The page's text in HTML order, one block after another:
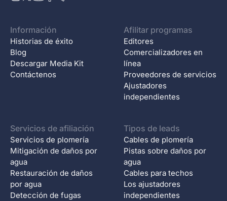
Información
Historias de éxito
Blog
Descargar Media Kit
Contáctenos
Afilitar programas
Editores
Comercializadores en
línea
Proveedores de servicios
Ajustadores
independientes
Servicios de afiliación
Servicios de plomería
Mitigación de daños por
agua
Restauración de daños
por agua
Detección de fugas
Tipos de leads
Cables de plomería
Pistas sobre daños por
agua
Cables para techos
Los ajustadores
independientes